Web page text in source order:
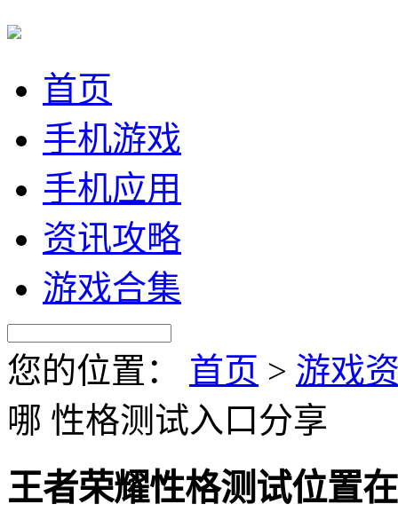
首页
手机游戏
手机应用
资讯攻略
游戏合集
您的位置： 首页 > 游戏
哪 性格测试入口分享
王者荣耀性格测试位置